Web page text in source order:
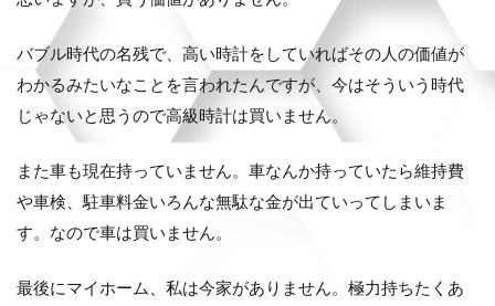
バブル時代の名残で、高い時計をしていればその人の価値が
わかるみたいなことを言われたんですが、今はそういう時代
じゃないと思うので高級時計は買いません。
また車も現在持っていません。車なんか持っていたら維持費
や車検、駐車料金いろんな無駄な金が出ていってしまいま
す。なので車は買いません。
最後にマイホーム、私は今家がありません。極力持ちたくあ